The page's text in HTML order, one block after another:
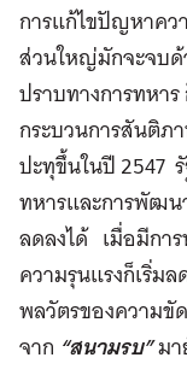
การแก้ไขปัญหาคว
ส่วนใหญ่มักจะจบด้
ปราบทางการทหา
กระบวนการสันติภ
ปะทุขึ้นในปี 2547
ทหารและการพัฒน
ลดลงได้ เมื่อมีกา
ความรุนแรงก็เริ่ม
พลวัตรของความขั
จาก “สนามรบ”มา